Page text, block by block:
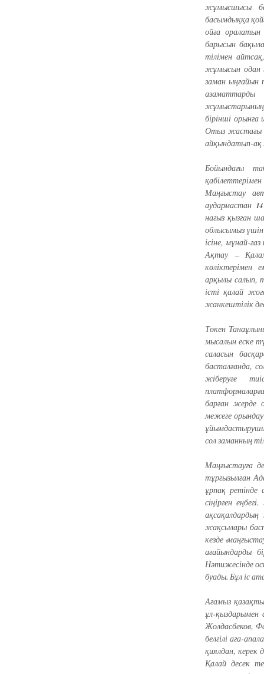
жұмысшысы
басымдыққа
ойға
барысын
тілімен
жұмысын одан
заман ыңғайын
бірінші
Отыз жастағы
айқындатып-ақ
Бойындағы
Маңғыстау
аудармастан
нағыз қызған
облысымыз үшін
ісіне, мұнай-
Ақтау –
көліктерімен
арқылы салып,
істі қалай
жанкештілік
Төкен
мысалын еске
саласын
басталғанда,
жіберуге
барған жерде
межеге
сол заманның
Маңғыстауға
тұрғызылған
ұрпақ
сіңірген
жақсылары
кезде
ағайындарды
Нәтижесінде
буады. Бұл іс
Ағамыз
ұл-қыздарымен
Жолдасбеков,
белгілі аға-
қиялдан, керек
Қалай десек